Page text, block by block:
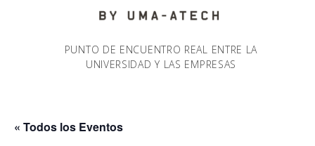
PUNTO DE ENCUENTRO REAL ENTRE LA
UNIVERSIDAD Y LAS EMPRESAS
« Todos los Eventos